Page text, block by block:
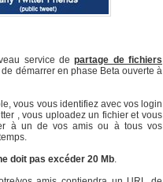
service departage de fichiers
démarrer en phase Beta ouverte à
vous vous identifiez avec vos login
, vous uploadez un fichier et vous
à un de vos amis ou à tous vos
doit pas excéder 20 Mb.